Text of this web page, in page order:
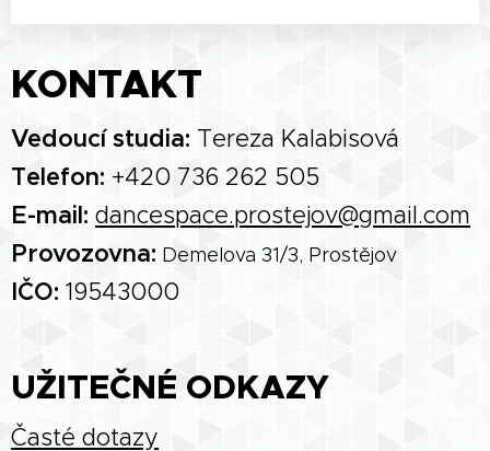
KONTAKT
Vedoucí studia: Tereza Kalabisová
Telefon: +420 736 262 505
E-mail: dancespace.prostejov@gmail.com
Provozovna: Demelova 31/3, Prostějov
IČO: 19543000
UŽITEČNÉ ODKAZY
Časté dotazy